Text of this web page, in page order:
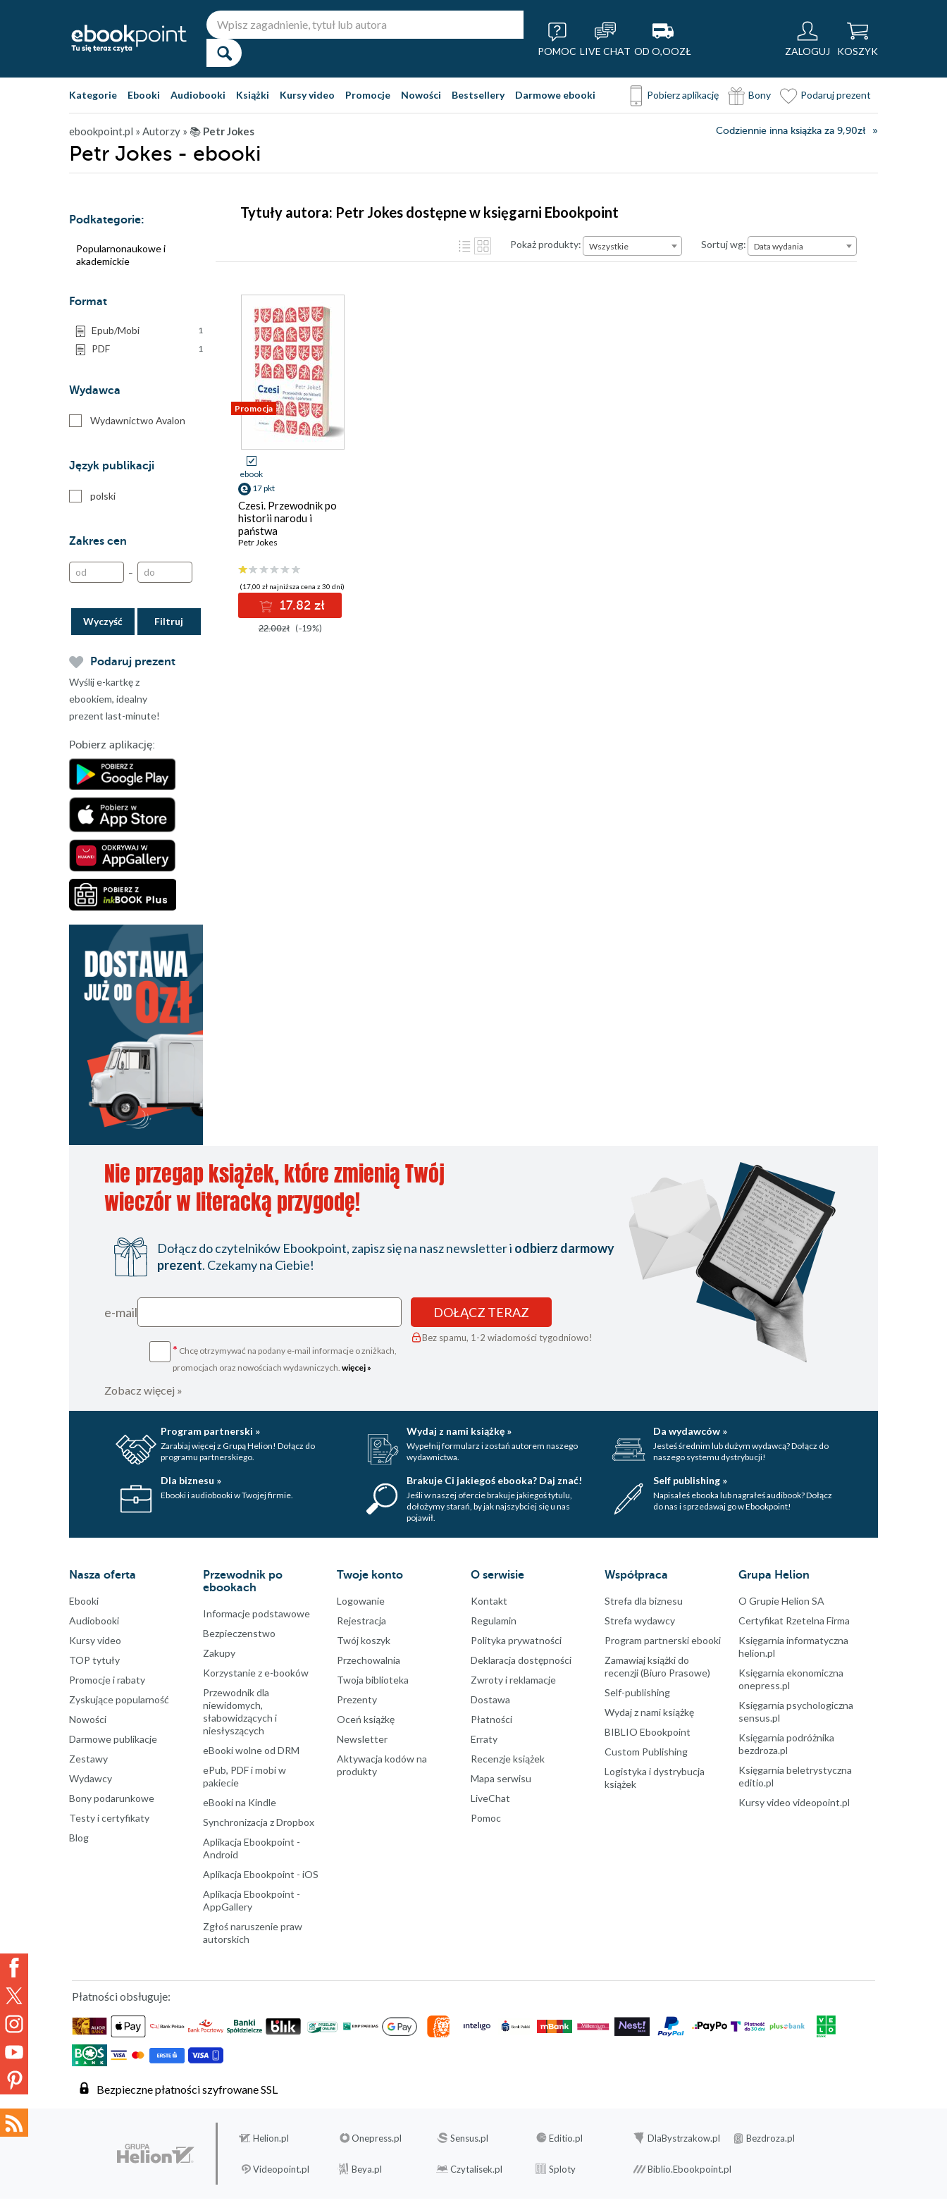
POMOC LIVE CHAT OD O,OOZŁ ZALOGUJ KOSZYK
Kategorie Ebooki Audiobooki Książki Kursy video Promocje Nowości Bestsellery Darmowe ebooki Pobierz aplikację Bony Podaruj prezent
ebookpoint.pl » Autorzy » 📚 Petr Jokes Codziennie inna książka za 9,90zł
Petr Jokes - ebooki
Podkategorie:
Popularnonaukowe i
akademickie
Format
Epub/Mobi 1
PDF 1
Wydawca
Wydawnictwo Avalon
Język publikacji
polski
Zakres cen
–
Wyczyść
Podaruj prezent
Wyślij e-kartkę z
ebookiem, idealny
prezent last-minute!
Pobierz aplikację:
Tytuły autora: Petr Jokes dostępne w księgarni Ebookpoint
Pokaż produkty: Wszystkie Sortuj wg:Data wydania
Data wydania
Promocja
ebook
17 pkt
Czesi. Przewodnik po
historii narodu i
państwa
Petr Jokes
(17,00 zł najniższa cena z 30 dni)
17.82 zł
22.00zł (-19%)
Nie przegap książek, które zmienią Twój
wieczór w literacką przygodę!
Dołącz do czytelników Ebookpoint, zapisz się na nasz newsletter i odbierz darmowy
prezent. Czekamy na Ciebie!
e-mail
* Chcę otrzymywać na podany e-mail informacje o zniżkach,
promocjach oraz nowościach wydawniczych. więcej »
DOŁĄCZ TERAZ
Bez spamu, 1-2 wiadomości tygodniowo!
Zobacz więcej »
Program partnerski »
Zarabiaj więcej z Grupą Helion! Dołącz do
programu partnerskiego.
Wydaj z nami książkę »
Wypełnij formularz i zostań autorem naszego
wydawnictwa.
Da wydawców »
Jesteś średnim lub dużym wydawcą? Dołącz do
naszego systemu dystrybucji!
Dla biznesu »
Ebooki i audiobooki w Twojej firmie.
Brakuje Ci jakiegoś ebooka? Daj znać!
Jeśli w naszej ofercie brakuje jakiegoś tytulu,
dołożymy starań, by jak najszybciej się u nas
pojawił.
Self publishing »
Napisałeś ebooka lub nagrałeś audibook? Dołącz
do nas i sprzedawaj go w Ebookpoint!
Nasza oferta
Ebooki
Audiobooki
Kursy video
TOP tytuły
Promocje i rabaty
Zyskujące popularność
Nowości
Darmowe publikacje
Zestawy
Wydawcy
Bony podarunkowe
Testy i certyfikaty
Blog
Przewodnik po
ebookach
Informacje podstawowe
Bezpieczenstwo
Zakupy
Korzystanie z e-booków
Przewodnik dla
niewidomych,
słabowidzących i
niesłyszących
eBooki wolne od DRM
ePub, PDF i mobi w
pakiecie
eBooki na Kindle
Synchronizacja z Dropbox
Aplikacja Ebookpoint -
Android
Aplikacja Ebookpoint - iOS
Aplikacja Ebookpoint -
AppGallery
Zgłoś naruszenie praw
autorskich
Twoje konto
Logowanie
Rejestracja
Twój koszyk
Przechowalnia
Twoja biblioteka
Prezenty
Oceń książkę
Newsletter
Aktywacja kodów na
produkty
O serwisie
Kontakt
Regulamin
Polityka prywatności
Deklaracja dostępności
Zwroty i reklamacje
Dostawa
Płatności
Erraty
Recenzje książek
Mapa serwisu
LiveChat
Pomoc
Współpraca
Strefa dla biznesu
Strefa wydawcy
Program partnerski ebooki
Zamawiaj książki do
recenzji (Biuro Prasowe)
Self-publishing
Wydaj z nami książkę
BIBLIO Ebookpoint
Custom Publishing
Logistyka i dystrybucja
książek
Grupa Helion
O Grupie Helion SA
Certyfikat Rzetelna Firma
Księgarnia informatyczna
helion.pl
Księgarnia ekonomiczna
onepress.pl
Księgarnia psychologiczna
sensus.pl
Księgarnia podróżnika
bezdroza.pl
Księgarnia beletrystyczna
editio.pl
Kursy video videopoint.pl
Płatności obsługuje:
Bezpieczne płatności szyfrowane SSL
Helion.pl Onepress.pl Sensus.pl Editio.pl DlaBystrzakow.pl Bezdroza.pl
Videopoint.pl Beya.pl Czytalisek.pl Sploty Biblio.Ebookpoint.pl